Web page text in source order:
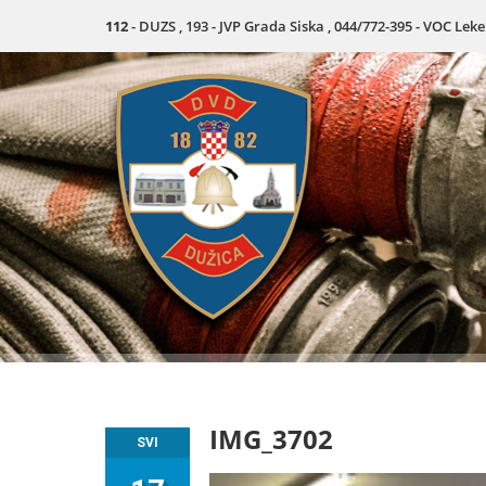
112- DUZS , 193 - JVP Grada Siska , 044/772-395 - VOC
SVI IMG_3702